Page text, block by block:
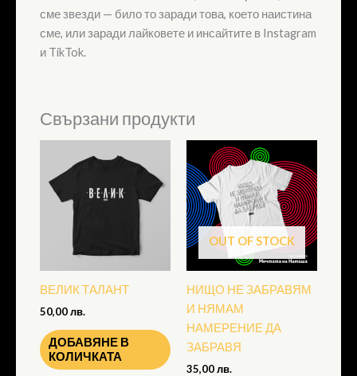
сме звезди — било то заради това, което наистина
сме, или заради лайковете и инсайтите в Instagram
и TikTok.
Свързани продукти
ВЕЛИК ТАЛАНТ
50,00лв.
ДОБАВЯНЕ В
КОЛИЧКАТА
OUT OF STOCK
НИЩО НЕ ЗАБРАВЯМ
И НЯМАМ
НАМЕРЕНИЕ ДА
ЗАБРАВЯ
35,00лв.